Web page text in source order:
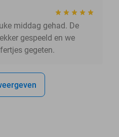
middag gehad. De
gespeeld en we
gegeten.